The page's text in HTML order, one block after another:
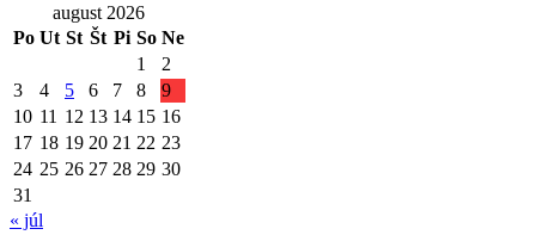
august 2026
Po Ut St Št Pi So Ne
1
2
3
4 5 6 7 8
9
10 11 12 13 14 15 16
17 18 19 20 21 22 23
24 25 26 27 28 29 30
31
« júl